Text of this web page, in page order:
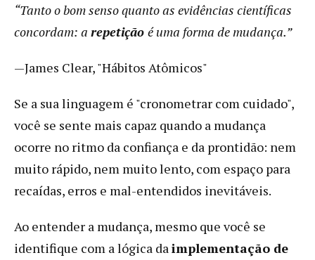
“Tanto o bom senso quanto as evidências científicas
concordam: a repetição é uma forma de mudança.”
—James Clear, "Hábitos Atômicos"
Se a sua linguagem é "cronometrar com cuidado",
você se sente mais capaz quando a mudança
ocorre no ritmo da confiança e da prontidão: nem
muito rápido, nem muito lento, com espaço para
recaídas, erros e mal-entendidos inevitáveis.
Ao entender a mudança, mesmo que você se
identifique com a lógica daimplementação de